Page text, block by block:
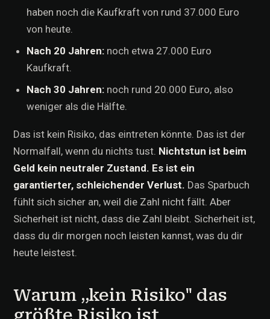
haben noch die Kaufkraft von rund 37.000 Euro
von heute.
Nach 20 Jahren: noch etwa 27.000 Euro
Kaufkraft.
Nach 30 Jahren: noch rund 20.000 Euro, also
weniger als die Hälfte.
Das ist kein Risiko, das eintreten könnte. Das ist der
Normalfall, wenn du nichts tust. Nichtstun ist beim
Geld kein neutraler Zustand. Es ist ein
garantierter, schleichender Verlust. Das Sparbuch
fühlt sich sicher an, weil die Zahl nicht fällt. Aber
Sicherheit ist nicht, dass die Zahl bleibt. Sicherheit ist,
dass du dir morgen noch leisten kannst, was du dir
heute leistest.
Warum „kein Risiko" das